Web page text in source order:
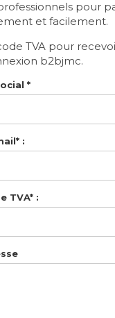
pour
et facilement.
TVA pour
b2bjmc.
*
:
TVA* :